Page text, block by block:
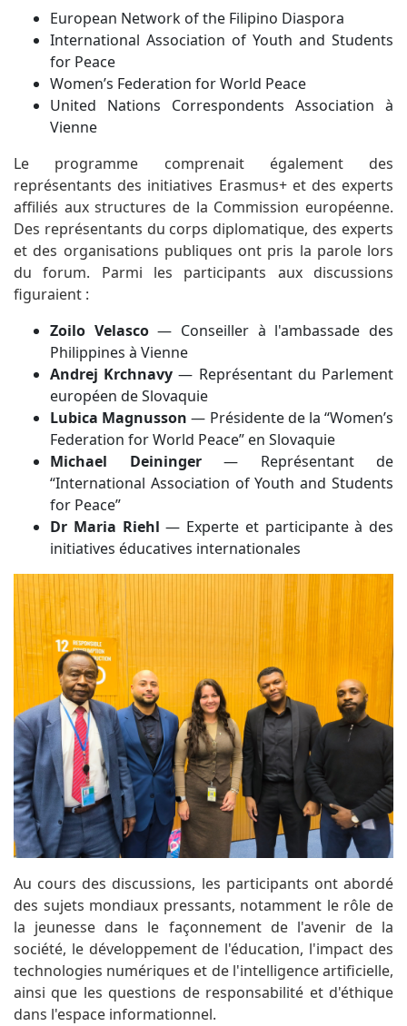
European Network of the Filipino Diaspora
International Association of Youth and Students
for Peace
Women’s Federation for World Peace
United Nations Correspondents Association à
Vienne
Le programme comprenait également des
représentants des initiatives Erasmus+ et des experts
affiliés aux structures de la Commission européenne.
Des représentants du corps diplomatique, des experts
et des organisations publiques ont pris la parole lors
du forum. Parmi les participants aux discussions
figuraient :
Zoilo Velasco— Conseiller à l'ambassade des
Philippines à Vienne
Andrej Krchnavy— Représentant du Parlement
européen de Slovaquie
Lubica Magnusson— Présidente de la “Women’s
Federation for World Peace” en Slovaquie
Michael Deininger— Représentant de
“International Association of Youth and Students
for Peace”
Dr Maria Riehl— Experte et participante à des
initiatives éducatives internationales
Au cours des discussions, les participants ont abordé
des sujets mondiaux pressants, notamment le rôle de
la jeunesse dans le façonnement de l'avenir de la
société, le développement de l'éducation, l'impact des
technologies numériques et de l'intelligence artificielle,
ainsi que les questions de responsabilité et d'éthique
dans l'espace informationnel.